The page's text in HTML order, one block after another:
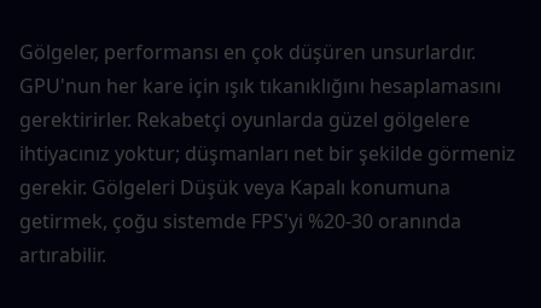
Gölgeler, performansı en çok düşüren unsurlardır.
GPU'nun her kare için ışık tıkanıklığını hesaplamasını
gerektirirler. Rekabetçi oyunlarda güzel gölgelere
ihtiyacınız yoktur; düşmanları net bir şekilde görmeniz
gerekir. Gölgeleri Düşük veya Kapalı konumuna
getirmek, çoğu sistemde FPS'yi %20-30 oranında
artırabilir.